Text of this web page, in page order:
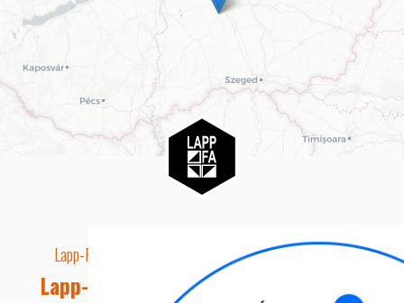
Lapp-Fa EUTR technikai azonosító száma: AA5849163
Lapp-fa Kft. Webshop Ügyfélszolgálat